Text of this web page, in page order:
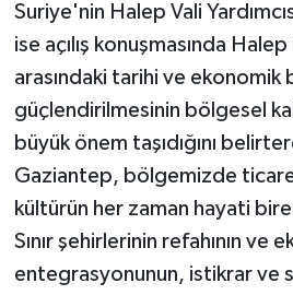
Suriye'nin Halep Vali
ise açılış konuşmasında
arasındaki tarihi ve ekonomik
güçlendirilmesinin bölgesel
büyük önem taşıdığını
Gaziantep, bölgemizde
kültürün her zaman hayati
Sınır şehirlerinin refahının ve
entegrasyonunun, istikrar ve